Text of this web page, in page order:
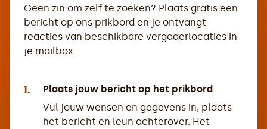
Geen zin om zelf te zoeken? Plaats gratis een
bericht op ons prikbord en je ontvangt
reacties van beschikbare vergaderlocaties in
je mailbox.
1.
Plaats jouw bericht op het prikbord
Vul jouw wensen en gegevens in, plaats
het bericht en leun achterover. Het